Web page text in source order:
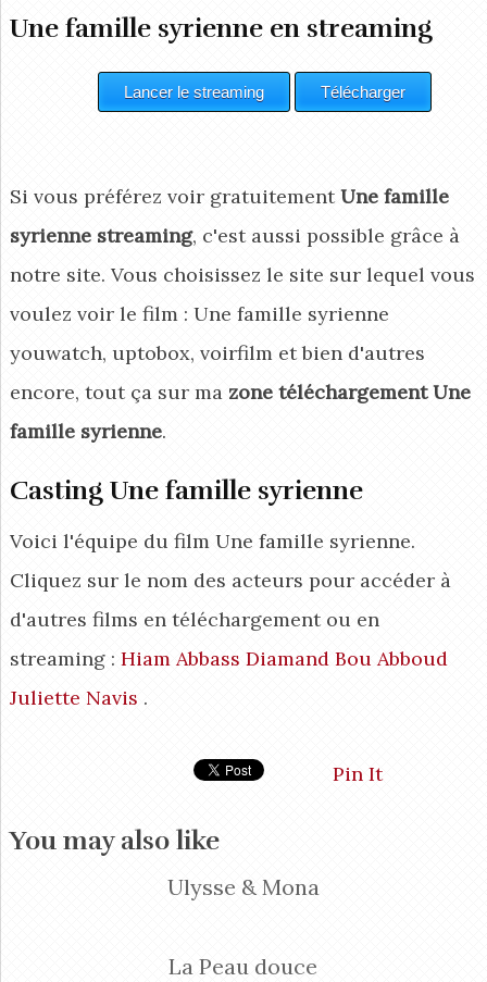
Une famille syrienne en streaming
Si vous préférez voir gratuitementUne famille
syrienne streaming, c'est aussi possible grâce à
notre site. Vous choisissez le site sur lequel vous
voulez voir le film : Une famille syrienne
youwatch, uptobox, voirfilm et bien d'autres
encore, tout ça sur ma zone téléchargement Une
famille syrienne.
Casting Une famille syrienne
Voici l'équipe du film Une famille syrienne.
Cliquez sur le nom des acteurs pour accéder à
d'autres films en téléchargement ou en
streaming : Hiam Abbass Diamand Bou Abboud
Juliette Navis .
Pin It
You may also like
Ulysse & Mona
La Peau douce